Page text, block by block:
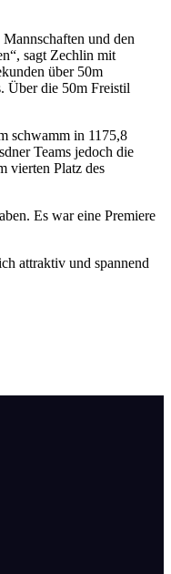
und den
sagt Zechlin mit
über 50m
Über die 50m Freistil
schwamm in 1175,8
Teams jedoch die
vierten Platz des
Es war eine Premiere
attraktiv und spannend